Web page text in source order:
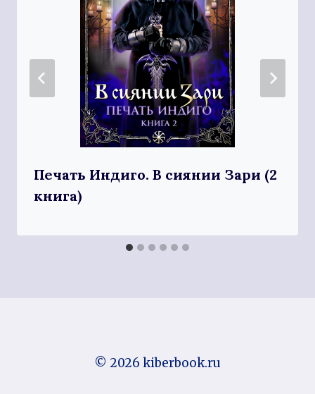
Печать Индиго. В сиянии Зари (2
книга)
© 2026 kiberbook.ru